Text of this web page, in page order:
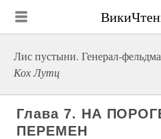
Лис пустыни. Генерал-
Кох Лутц
Глава 7. НА
ПЕРЕМЕН